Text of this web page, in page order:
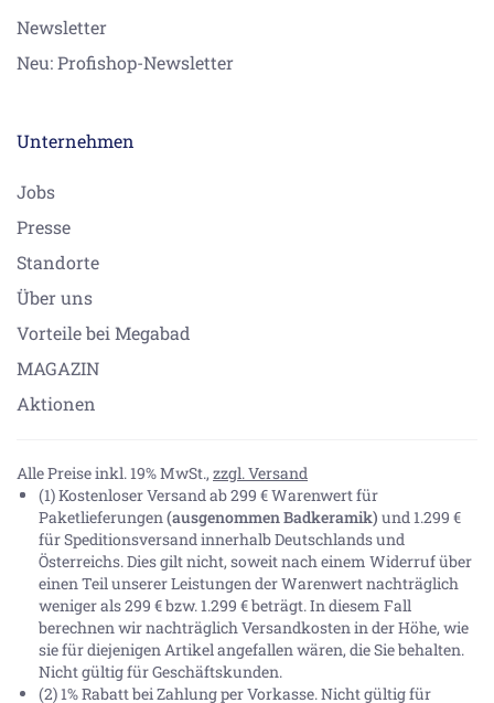
Newsletter
Neu: Profishop-Newsletter
Unternehmen
Jobs
Presse
Standorte
Über uns
Vorteile bei Megabad
MAGAZIN
Aktionen
Alle Preise inkl. 19% MwSt., zzgl. Versand
(1) Kostenloser Versand ab 299 € Warenwert für
Paketlieferungen(ausgenommen Badkeramik) und 1.299 €
für Speditionsversand innerhalb Deutschlands und
Österreichs. Dies gilt nicht, soweit nach einem Widerruf über
einen Teil unserer Leistungen der Warenwert nachträglich
weniger als 299 € bzw. 1.299 € beträgt. In diesem Fall
berechnen wir nachträglich Versandkosten in der Höhe, wie
sie für diejenigen Artikel angefallen wären, die Sie behalten.
Nicht gültig für Geschäftskunden.
(2) 1% Rabatt bei Zahlung per Vorkasse. Nicht gültig für